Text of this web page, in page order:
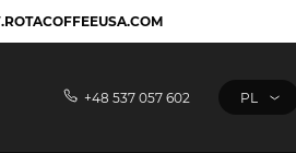
+48 537 057 602